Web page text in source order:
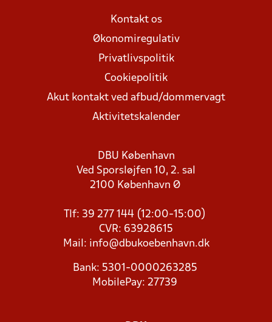
Kontakt os
Økonomiregulativ
Privatlivspolitik
Cookiepolitik
Akut kontakt ved afbud/dommervagt
Aktivitetskalender
DBU København
Ved Sporsløjfen 10, 2. sal
2100 København Ø
Tlf: 39 277 144 (12:00-15:00)
CVR: 63928615
Mail: info@dbukoebenhavn.dk
Bank: 5301-0000263285
MobilePay: 27739